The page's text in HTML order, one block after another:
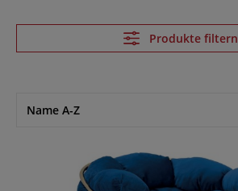
Produkte filtern